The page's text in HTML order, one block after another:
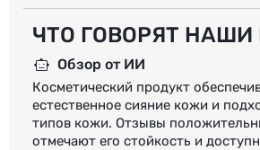
ЧТО ГОВОРЯТ
Обзор от ИИ
Косметический продукт
естественное сияние кожи и
типов кожи. Отзывы
отмечают его стойкость и